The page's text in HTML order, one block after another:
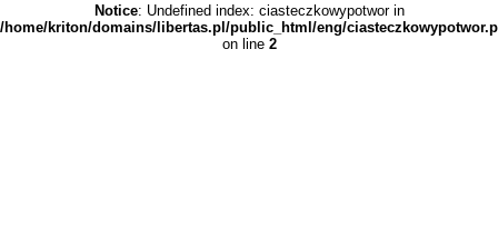
Notice: Undefined index: ciasteczkowypotwor in
/home/kriton/domains/libertas.pl/public_html/eng/
on line 2